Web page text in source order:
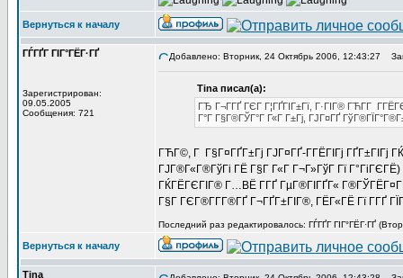
Вернуться к началу
ГЃГҐГ ГІГ°ГЁГ·ГҐ
Зарегистрирован:
09.05.2005
Сообщения: 721
Добавлено: Вторник, 24 Октябрь 2006, 12:43:27
Tina писал(а):
ГЂ Г¬Г­ГҐ ГЄГ Г¦ГҐГІГ±Гї, Г·ГІГ® ГЋГ­Г
Г°Г Г§Г®ГЎГ°Г Г«Г Г±Гј, ГЈГ¤ГҐ
ГЋГ©, Г Г§Г¤ГҐГ±Гј ГЈГ¤ГҐ-Г­ГЁГІГј ГҐГ±ГІГј
ГЈГ®Г«Г®ГўГі ГЁ Г§Г Г«Г Г¬Г»ГўГ Гї Г°ГіГЄГЁ)
ГЌГЁГЄГІГ® Г…ВЁ Г­ГҐ ГµГ®ГІГҐГ«
Г§Г ГЄГ®Г­Г­Г®ГҐ Г¬ГҐГ±ГІГ®, ГЁГ«ГЁ Гї Г­ГҐ
Последний раз редактировалось: ГЃГҐГ ГІГ°ГЁГ·ГҐ
Вернуться к началу
Tina